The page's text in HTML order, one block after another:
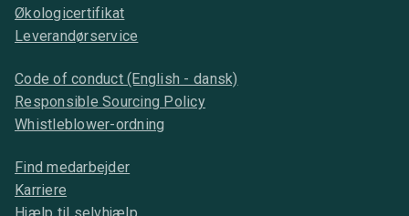
Økologicertifikat
Leverandørservice
Code of conduct (English - dansk)
Responsible Sourcing Policy
Whistleblower-ordning
Find medarbejder
Karriere